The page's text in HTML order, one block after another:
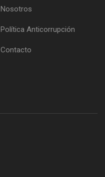
Nosotros
Política Anticorrupción
Contacto